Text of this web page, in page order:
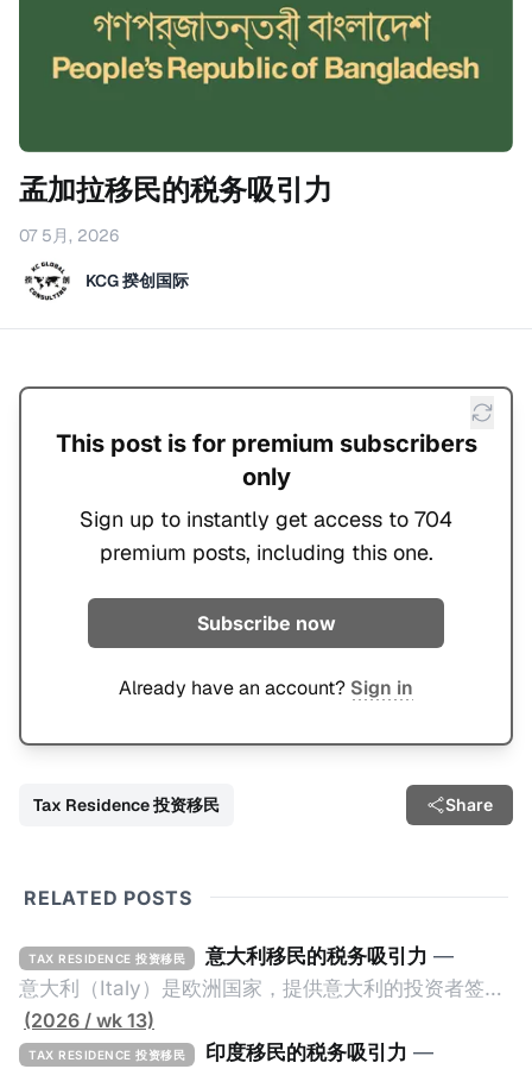
孟加拉移民的税务吸引力
07 5月, 2026
KCG 揆创国际
This post is for premium subscribers
only
Sign up to instantly get access to 704
premium posts, including this one.
Subscribe now
Already have an account? Sign in
Tax Residence 投资移民 Share
RELATED POSTS
TAX RESIDENCE 投资移民 意大利移民的税务吸引力 —
意大利（Italy）是欧洲国家，提供意大利的投资者签证
计划。申请人必须满足至少以下一项标准才能获得两年
投资者签证： * 投资200万欧元意大利政府债券； * 投
(2026 / wk 13)
TAX RESIDENCE 投资移民 印度移民的税务吸引力 —